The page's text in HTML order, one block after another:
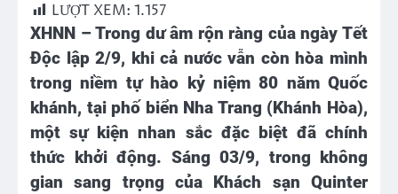
LƯỢT XEM: 1.157
XHNN – Trong dư âm rộn ràng của ngày Tết
Độc lập 2/9, khi cả nước vẫn còn hòa mình
trong niềm tự hào kỷ niệm 80 năm Quốc
khánh, tại phố biển Nha Trang (Khánh Hòa),
một sự kiện nhan sắc đặc biệt đã chính
thức khởi động. Sáng 03/9, trong không
gian sang trọng của Khách sạn Quinter